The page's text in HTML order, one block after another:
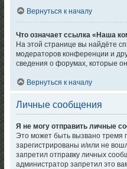
Вернуться к началу
Что означает ссылка «Наша
На этой странице вы найдёте
модераторов конференции и
сведения о форумах, которые
Вернуться к началу
Личные сообщения
Я не могу отправить личные
Это может быть вызвано тремя
зарегистрированы и/или не
запретил отправку личных
администратор запретил это